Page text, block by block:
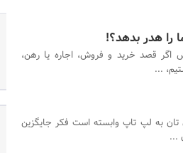
را هدر بدهد؟!
قصد خرید و فروش، اجاره یا رهن،
...
تان به لپ تاپ وابسته است فکر جایگزین
...